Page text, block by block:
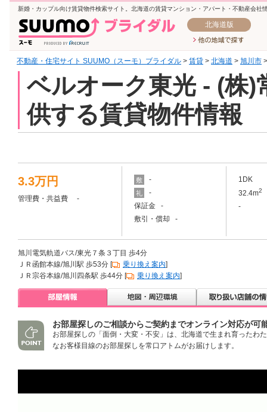
新婚・カップル向け賃貸物件検索サイト。北海道の賃貸マンション・アパート・不動産会社
北海道版
不動産・住宅サイト SUUMO（スーモ）ブライダル > 賃貸 > 北海道 > 旭川市
ベルオーク東光 - (株)
供する賃貸物件情報
3.3万円
管理費・共益費 -
敷 -
礼
-
保証金 -
敷引・償却 -
1DK
32.4m2
-
旭川電気軌道バス/東光７条３丁目 歩4分
ＪＲ函館本線/旭川駅 歩53分 [
乗り換え案内]
ＪＲ宗谷本線/旭川四条駅 歩44分 [
乗り換え案内]
お部屋探しのご相談からご契約までオンライン対応が可
お部屋探しの「面倒・大変・不安」は、北海道で生まれ育ったわ
なお客様目線のお部屋探しを常口アトムがお届けします。